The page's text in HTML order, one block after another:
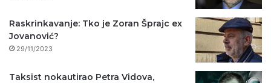
Raskrinkavanje: Tko je Zoran Šprajc ex
Jovanović?
29/11/2023
Taksist nokautirao Petra Vidova,